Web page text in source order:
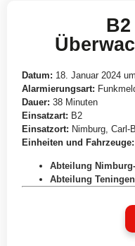
Datum: 18. Januar 2024
Alarmierungsart:
Dauer: 38 Minuten
Einsatzart: B2
Einsatzort: Nimburg, Carl-
Einheiten und Fahrzeuge:
Abteilung
Abteilung Teningen